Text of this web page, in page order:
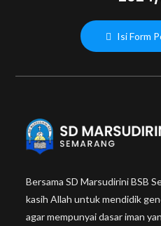
Isi Form
Bersama SD Marsudirini BSB
kasih Allah untuk mendidik
agar mempunyai dasar iman